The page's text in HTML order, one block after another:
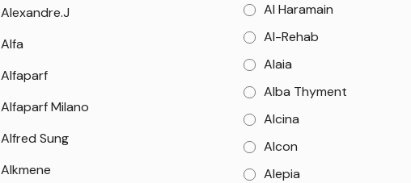
Alexandre.J
Alfa
Alfaparf
Alfaparf Milano
Alfred Sung
Alkmene
Al Haramain
Al-Rehab
Alaia
Alba Thyment
Alcina
Alcon
Alepia